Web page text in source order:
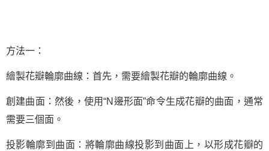
方法一：
繪製花瓣輪廓曲線：首先，需要繪製花瓣的輪廓曲線。
創建曲面：然後，使用“N邊形面”命令生成花瓣的曲面，通常
需要三個面。
投影輪廓到曲面：將輪廓曲線投影到曲面上，以形成花瓣的